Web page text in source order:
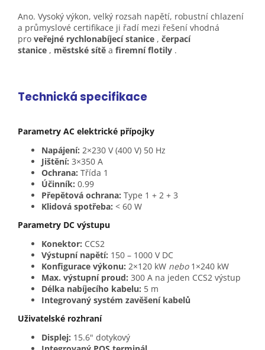
Ano. Vysoký výkon, velký rozsah napětí, robustní chlazení
a průmyslové certifikace ji řadí mezi řešení vhodná
pro veřejné rychlonabíjecí stanice , čerpací
stanice , městské sítě a firemní flotily .
Technická specifikace
Parametry AC elektrické přípojky
Napájení: 2×230 V (400 V) 50 Hz
Jištění: 3×350 A
Ochrana: Třída 1
Účinník: 0.99
Přepětová ochrana: Type 1 + 2 + 3
Klidová spotřeba: < 60 W
Parametry DC výstupu
Konektor: CCS2
Výstupní napětí: 150 – 1000 V DC
Konfigurace výkonu: 2×120 kW nebo1×240 kW
Max. výstupní proud: 300 A na jeden CCS2 výstup
Délka nabíjecího kabelu: 5 m
Integrovaný systém zavěšení kabelů
Uživatelské rozhraní
Displej: 15.6" dotykový